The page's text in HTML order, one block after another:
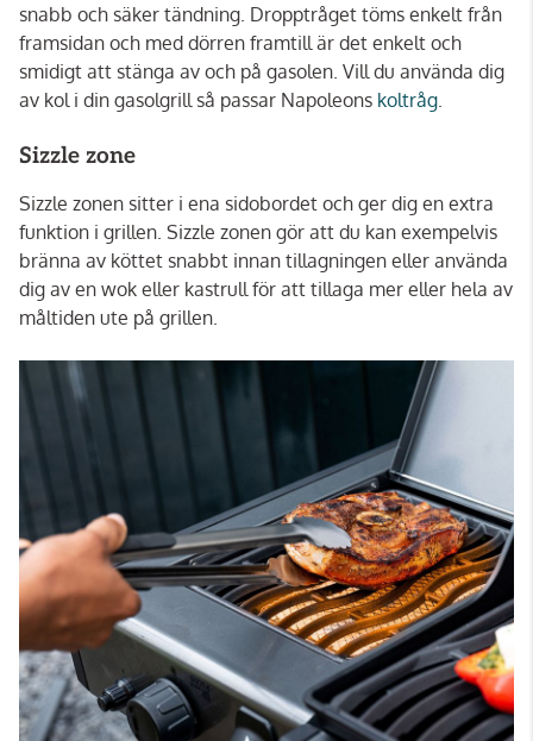
snabb och säker tändning. Dropptråget töms enkelt från
framsidan och med dörren framtill är det enkelt och
smidigt att stänga av och på gasolen. Vill du använda dig
av kol i din gasolgrill så passar Napoleons koltråg
Sizzle zone
Sizzle zonen sitter i ena sidobordet och ger dig en extra
funktion i grillen. Sizzle zonen gör att du kan exempelvis
bränna av köttet snabbt innan tillagningen eller använda
dig av en wok eller kastrull för att tillaga mer eller hela av
måltiden ute på grillen.